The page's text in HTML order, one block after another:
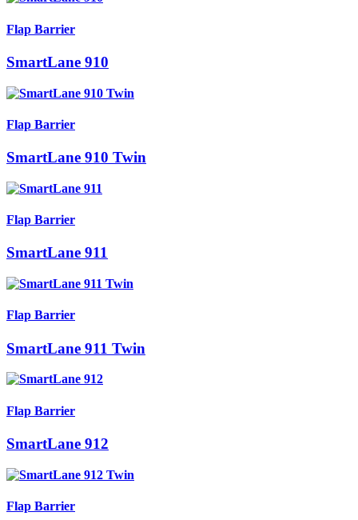
Flap Barrier
SmartLane 910
Flap Barrier
SmartLane 910 Twin
Flap Barrier
SmartLane 911
Flap Barrier
SmartLane 911 Twin
Flap Barrier
SmartLane 912
Flap Barrier